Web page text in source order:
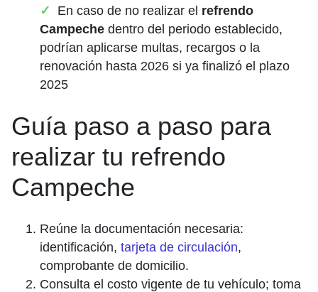
En caso de no realizar el refrendo
Campeche dentro del periodo establecido,
podrían aplicarse multas, recargos o la
renovación hasta 2026 si ya finalizó el plazo
2025
Guía paso a paso para
realizar tu refrendo
Campeche
Reúne la documentación necesaria:
identificación, tarjeta de circulación,
comprobante de domicilio.
Consulta el costo vigente de tu vehículo; toma